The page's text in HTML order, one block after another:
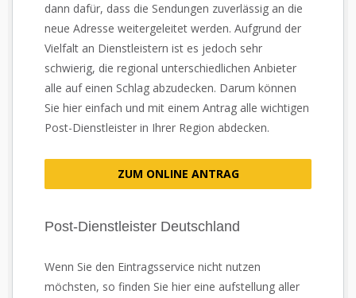
dann dafür, dass die Sendungen zuverlässig an die
neue Adresse weitergeleitet werden. Aufgrund der
Vielfalt an Dienstleistern ist es jedoch sehr
schwierig, die regional unterschiedlichen Anbieter
alle auf einen Schlag abzudecken. Darum können
Sie hier einfach und mit einem Antrag alle wichtigen
Post-Dienstleister in Ihrer Region abdecken.
ZUM ONLINE ANTRAG
Post-Dienstleister Deutschland
Wenn Sie den Eintragsservice nicht nutzen
möchsten, so finden Sie hier eine aufstellung aller